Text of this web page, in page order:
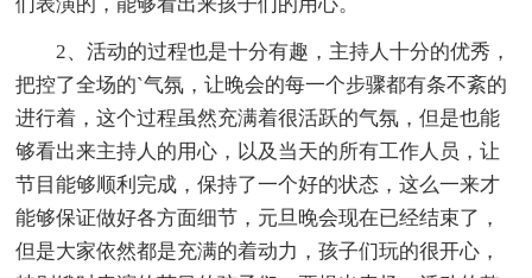
2、活动的过程也是十分有趣，主持人十分的优秀，
把控了全场的`气氛，让晚会的每一个步骤都有条不紊的
进行着，这个过程虽然充满着很活跃的气氛，但是也能
够看出来主持人的用心，以及当天的所有工作人员，让
节目能够顺利完成，保持了一个好的状态，这么一来才
能够保证做好各方面细节，元旦晚会现在已经结束了，
但是大家依然都是充满的着动力，孩子们玩的很开心，